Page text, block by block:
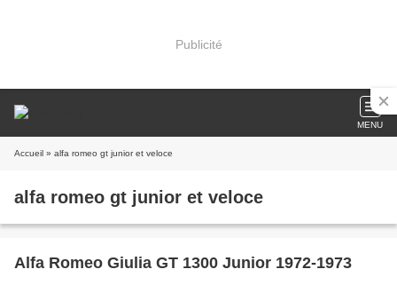
Publicité
MENU
Accueil » alfa romeo gt junior et veloce
alfa romeo gt junior et veloce
Alfa Romeo Giulia GT 1300 Junior 1972-1973